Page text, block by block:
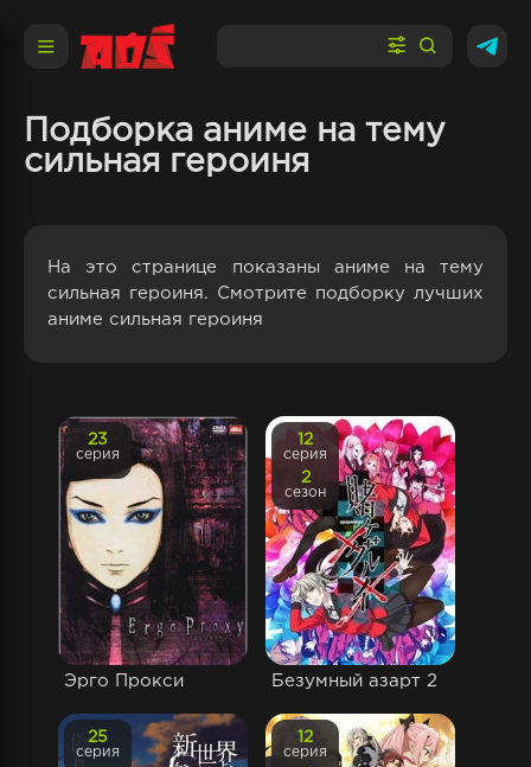
Подборка аниме на тему
сильная героиня
На это странице показаны аниме на тему
сильная героиня. Смотрите подборку лучших
аниме сильная героиня
Эрго Прокси
23
серия
Безумный азарт 2
12
серия
2
сезон
25
серия
12
серия